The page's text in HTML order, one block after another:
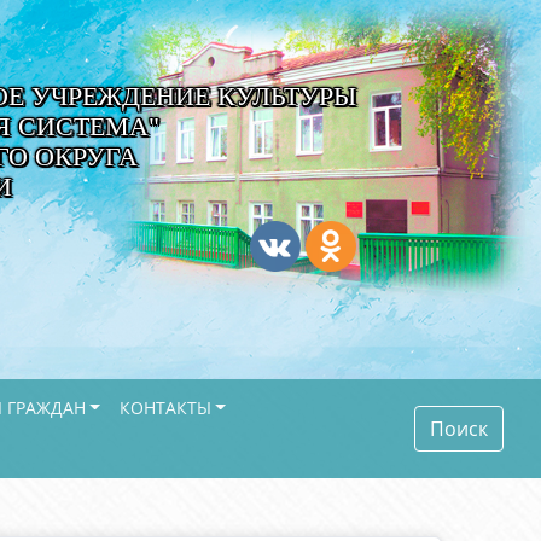
УЧРЕЖДЕНИЕ КУЛЬТУРЫ
СИСТЕМА"
ОКРУГА
КОНТАКТЫ
Поиск